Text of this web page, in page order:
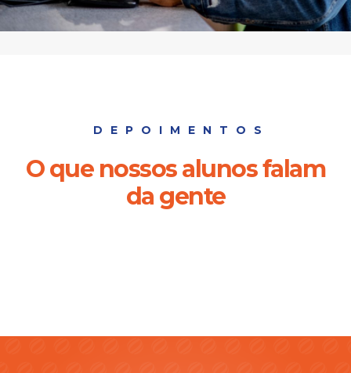
DEPOIMENTOS
O que nossos alunos falam
da gente